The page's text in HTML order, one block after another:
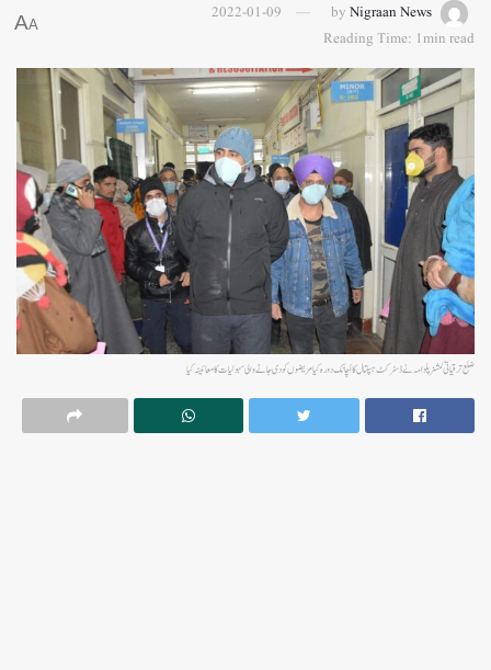
by Nigraan News
2022-01-09
Reading Time: 1min read
A
A
ضلع ترقیاتی کمشنر پلوامہ نے ڈسٹرکٹ ہسپتال کا اَچانک دورہ کیا مریضوں کو دی جانے والی سہولیات کا معائینہ کیا